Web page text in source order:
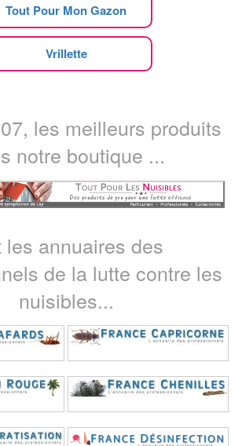
Tout Pour Mon Gazon
Vrillette
les meilleurs produits
notre boutique ...
les annuaires des
de la lutte contre les
nuisibles...